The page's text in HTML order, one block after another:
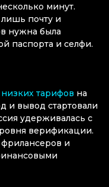
минут.
почту и
нужна была
паспорта и селфи.
низких тарифов на
и вывод стартовали
удерживалась с
верификации.
и